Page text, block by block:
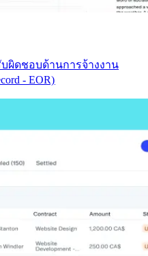
ผิดชอบด้านการจ้างงาน
- EOR)​​